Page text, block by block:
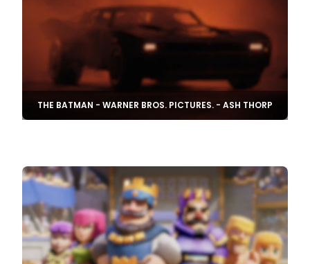
THE BATMAN - WARNER BROS. PICTURES. - ASH THORP